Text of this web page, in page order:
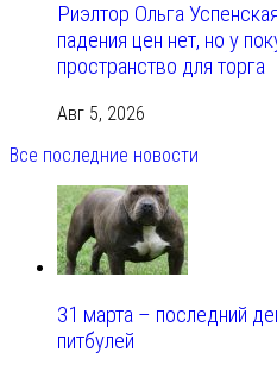
Риэлтор Ольга
падения цен нет, но у
пространство для торга
Авг 5, 2026
Все последние новости
31 марта – последний
питбулей